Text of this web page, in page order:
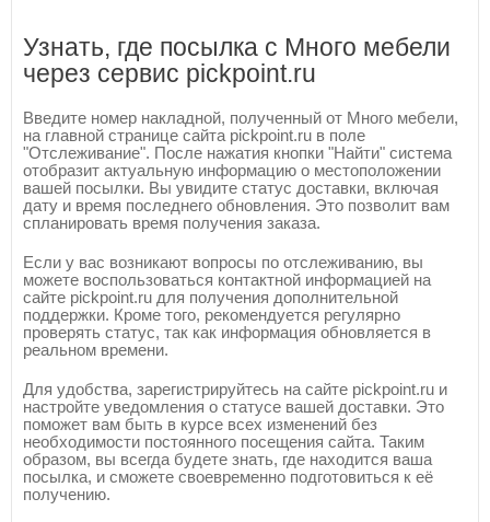
Узнать, где посылка с Много мебели
через сервис pickpoint.ru
Введите номер накладной, полученный от Много мебели,
на главной странице сайта pickpoint.ru в поле
"Отслеживание". После нажатия кнопки "Найти" система
отобразит актуальную информацию о местоположении
вашей посылки. Вы увидите статус доставки, включая
дату и время последнего обновления. Это позволит вам
спланировать время получения заказа.
Если у вас возникают вопросы по отслеживанию, вы
можете воспользоваться контактной информацией на
сайте pickpoint.ru для получения дополнительной
поддержки. Кроме того, рекомендуется регулярно
проверять статус, так как информация обновляется в
реальном времени.
Для удобства, зарегистрируйтесь на сайте pickpoint.ru и
настройте уведомления о статусе вашей доставки. Это
поможет вам быть в курсе всех изменений без
необходимости постоянного посещения сайта. Таким
образом, вы всегда будете знать, где находится ваша
посылка, и сможете своевременно подготовиться к её
получению.